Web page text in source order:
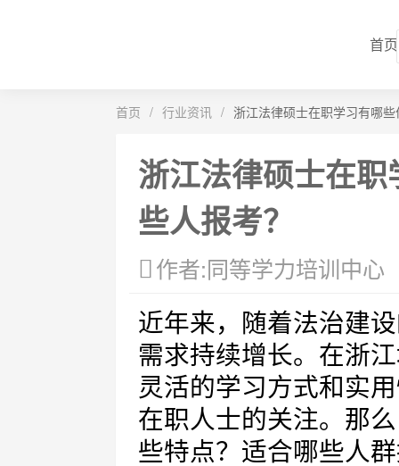
首页
首页 / 行业资讯 / 浙江法律硕士在职学习有哪
浙江法律硕士在
些人报考？
作者:同等学力培训中心
近年来，随着法治建
需求持续增长。在浙
灵活的学习方式和实
在职人士的关注。那
些特点？适合哪些人